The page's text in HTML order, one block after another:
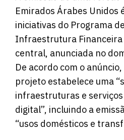
Emirados Árabes Unidos
iniciativas do Programa
Infraestrutura Financeira
central, anunciada no
De acordo com o
projeto estabelece uma
infraestruturas e
digital”, incluindo a
“usos domésticos e